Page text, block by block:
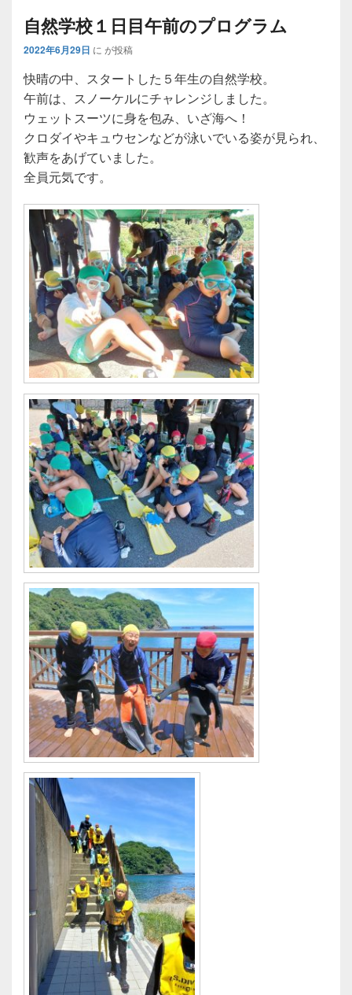
自然学校１日目午前のプログラム
2022年6月29日 に が投稿
快晴の中、スタートした５年生の自然学校。
午前は、スノーケルにチャレンジしました。
ウェットスーツに身を包み、いざ海へ！
クロダイやキュウセンなどが泳いでいる姿が見られ、
歓声をあげていました。
全員元気です。